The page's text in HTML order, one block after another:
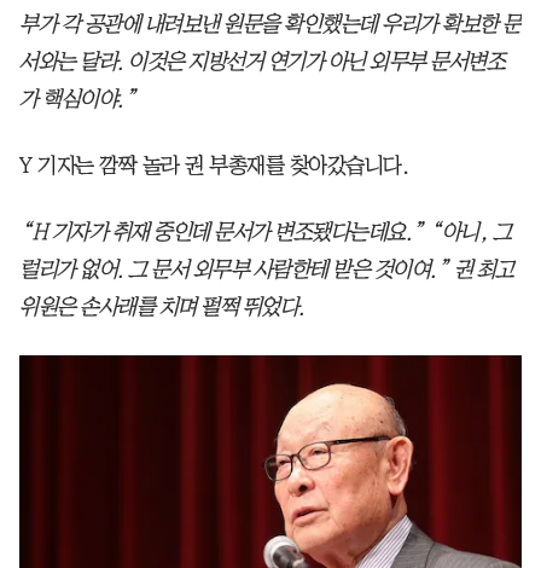
부가 각 공관에 내려보낸 원문을 확인했는데 우리가 확보한 문
서와는 달라. 이것은 지방선거 연기가 아닌 외무부 문서변조
가 핵심이야.”
Y 기자는 깜짝 놀라 권 부총재를 찾아갔습니다.
“H 기자가 취재 중인데 문서가 변조됐다는데요.” “아니, 그
럴리가 없어. 그 문서 외무부 사람한테 받은 것이여.” 권 최고
위원은 손사래를 치며 펄쩍 뛰었다.